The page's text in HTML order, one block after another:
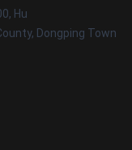
Hu
Dongping Town